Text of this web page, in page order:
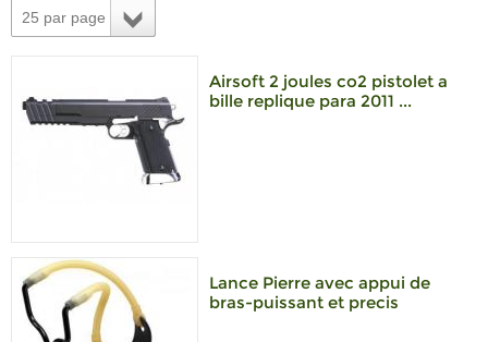
25 par page
Airsoft 2 joules co2 pistolet a
bille replique para 2011 ...
Lance Pierre avec appui de
bras-puissant et precis